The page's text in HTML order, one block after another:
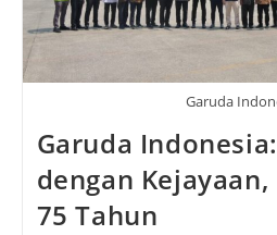
Garuda
Garuda
dengan
75 Tahun